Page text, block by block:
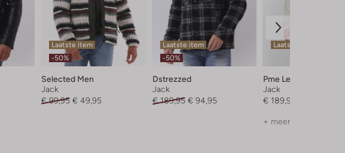
Laatste item
-50%
Selected Men
Jack
€ 99,95 € 49,95
Laatste item
-50%
Dstrezzed
Jack
€ 189,95 € 94,95
Laatste maten
Pme Legend
Jack
€ 189,99
+ meer kleuren